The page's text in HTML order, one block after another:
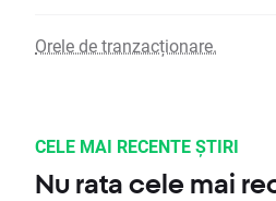
Orele de tranzacționare.
CELE MAI RECENTE ȘTIRI
Nu rata cele mai